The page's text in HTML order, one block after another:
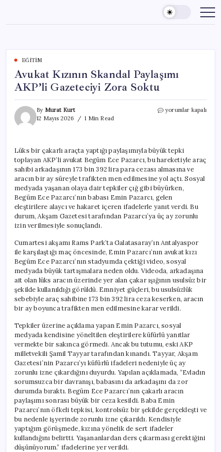
content
EĞITIM
Avukat Kızının Skandal Paylaşımı
AKP’li Gazeteciyi Zora Soktu
By Murat Kurt
12 Mayıs 2026
1 Min Read
Avukat
Gazeteciyi
Zora
Soktu
için
yorumlar kapalı
Lüks bir çakarlı araçta yaptığı paylaşımıyla büyük tepki
toplayan AKP’li avukat Begüm Ece Pazarcı, bu hareketiyle araç
sahibi arkadaşının 173 bin 392 lira para cezası almasına ve
aracın bir ay süreyle trafikten men edilmesine yol açtı. Sosyal
medyada yaşanan olaya dair tepkiler çığ gibi büyürken,
Begüm Ece Pazarcı’nın babası Emin Pazarcı, gelen
eleştirilere alaycı ve hakaret içeren ifadelerle yanıt verdi. Bu
durum, Akşam Gazetesi tarafından Pazarcı’ya üç ay zorunlu
izin verilmesiyle sonuçlandı.
Cumartesi akşamı Rams Park’ta Galatasaray’ın Antalyaspor
ile karşılaştığı maç öncesinde, Emin Pazarcı’nın avukat kızı
Begüm Ece Pazarcı’nın stadyumda çektiği video, sosyal
medyada büyük tartışmalara neden oldu. Videoda, arkadaşına
ait olan lüks aracın üzerinde yer alan çakar ışığının usulsüz bir
şekilde kullanıldığı görüldü. Emniyet güçleri, bu usulsüzlük
sebebiyle araç sahibine 173 bin 392 lira ceza keserken, aracın
bir ay boyunca trafikten men edilmesine karar verildi.
Tepkiler üzerine açıklama yapan Emin Pazarcı, sosyal
medyada kendisine yöneltilen eleştirilere küfürlü yanıtlar
vermekte bir sakınca görmedi. Ancak bu tutumu, eski AKP
milletvekili Şamil Tayyar tarafından kınandı. Tayyar, Akşam
Gazetesi’nin Pazarcı’yı küfürlü ifadeleri nedeniyle üç ay
zorunlu izne çıkardığını duyurdu. Yapılan açıklamada, “Evladın
sorumsuzca bir davranışı, babasını da arkadaşını da zor
durumda bıraktı. Begüm Ece Pazarcı’nın çakarlı aracın
paylaşımı sonrası büyük bir ceza kesildi. Baba Emin
Pazarcı’nın öfkeli tepkisi, kontrolsüz bir şekilde gerçekleşti ve
bu nedenle işyerinde zorunlu izne çıkarıldı. Kendisiyle
yaptığım görüşmede, kızına yönelik de sert ifadeler
kullandığını belirtti. Yaşananlardan ders çıkarması gerektiğini
düşünüyorum.” ifadelerine yer verildi.